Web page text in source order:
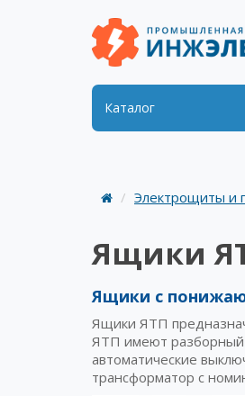
Каталог
Электрощиты и
Ящики
Ящики с
Ящики ЯТП
ЯТП имеют разборный
автоматические
трансформатор с